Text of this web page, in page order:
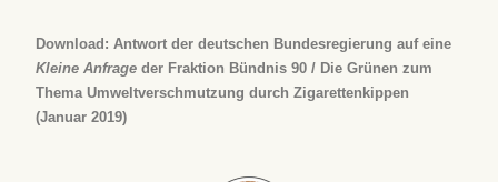
Download: Antwort der deutschen Bundesregierung auf eine
Kleine Anfrageder Fraktion Bündnis 90 / Die Grünen zum
Thema Umweltverschmutzung durch Zigarettenkippen
(Januar 2019)